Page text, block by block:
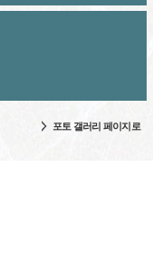
포토 갤러리 페이지로